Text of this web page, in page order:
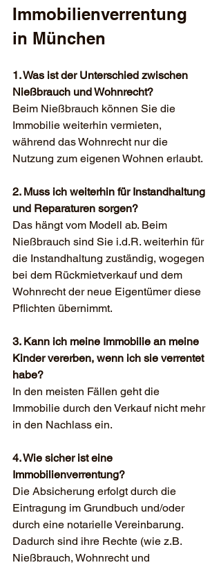
Immobilienverrentung
in München
1. Was ist der Unterschied zwischen
Nießbrauch und Wohnrecht?
Beim Nießbrauch können Sie die
Immobilie weiterhin vermieten,
während das Wohnrecht nur die
Nutzung zum eigenen Wohnen erlaubt.
2. Muss ich weiterhin für Instandhaltung
und Reparaturen sorgen?
Das hängt vom Modell ab. Beim
Nießbrauch sind Sie i.d.R. weiterhin für
die Instandhaltung zuständig, wogegen
bei dem Rückmietverkauf und dem
Wohnrecht der neue Eigentümer diese
Pflichten übernimmt.
3. Kann ich meine Immobilie an meine
Kinder vererben, wenn ich sie verrentet
habe?
In den meisten Fällen geht die
Immobilie durch den Verkauf nicht mehr
in den Nachlass ein.
4. Wie sicher ist eine
Immobilienverrentung?
Die Absicherung erfolgt durch die
Eintragung im Grundbuch und/oder
durch eine notarielle Vereinbarung.
Dadurch sind ihre Rechte (wie z.B.
Nießbrauch, Wohnrecht und